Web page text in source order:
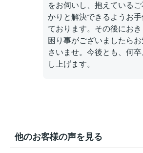
をお伺いし、抱えている
かりと解決できるようお
ております。その後にお
困り事がございましたら
さいませ。今後とも、何
し上げます。
他のお客様の声を見る